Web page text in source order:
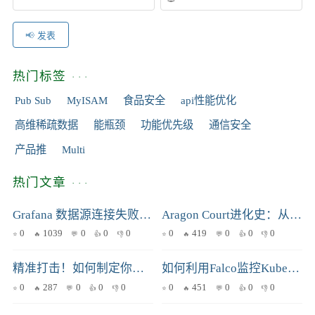
发表
热门标签
Pub Sub MyISAM 食品安全 api性能优化
高维稀疏数据 能瓶颈 功能优先级 通信安全
产品推 Multi
热门文章
Grafana 数据源连接失败的常见原因与解决方案
0 1039 0 0 0
Aragon Court进化史：从早期雏形到智能合约驱动的未来
0 419 0 0 0
精准打击！如何制定你的企业身份认证策略？
0 287 0 0 0
如何利用Falco监控Kubernetes集群中的异常行为？
0 451 0 0 0